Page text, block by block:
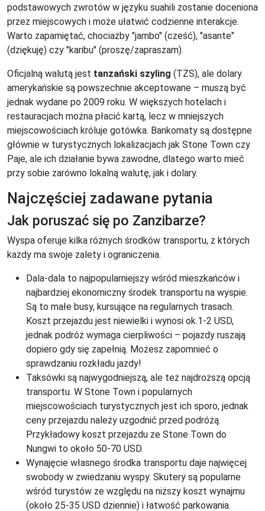
podstawowych zwrotów w języku suahili zostanie doceniona
przez miejscowych i może ułatwić codzienne interakcje.
Warto zapamiętać, chociażby "jambo" (cześć), "asante"
(dziękuję) czy "karibu" (proszę/zapraszam).
Oficjalną walutą jest tanzański szyling (TZS), ale dolary
amerykańskie są powszechnie akceptowane – muszą być
jednak wydane po 2009 roku. W większych hotelach i
restauracjach można płacić kartą, lecz w mniejszych
miejscowościach króluje gotówka. Bankomaty są dostępne
głównie w turystycznych lokalizacjach jak Stone Town czy
Paje, ale ich działanie bywa zawodne, dlatego warto mieć
przy sobie zarówno lokalną walutę, jak i dolary.
Najczęściej zadawane pytania
Jak poruszać się po Zanzibarze?
Wyspa oferuje kilka różnych środków transportu, z których
każdy ma swoje zalety i ograniczenia.
Dala-dala to najpopularniejszy wśród mieszkańców i
najbardziej ekonomiczny środek transportu na wyspie.
Są to małe busy, kursujące na regularnych trasach.
Koszt przejazdu jest niewielki i wynosi ok.1-2 USD,
jednak podróż wymaga cierpliwości – pojazdy ruszają
dopiero gdy się zapełnią. Możesz zapomnieć o
sprawdzaniu rozkładu jazdy!
Taksówki są najwygodniejszą, ale też najdroższą opcją
transportu. W Stone Town i popularnych
miejscowościach turystycznych jest ich sporo, jednak
ceny przejazdu należy uzgodnić przed podróżą.
Przykładowy koszt przejazdu ze Stone Town do
Nungwi to około 50-70 USD.
Wynajęcie własnego środka transportu daje najwięcej
swobody w zwiedzaniu wyspy. Skutery są popularne
wśród turystów ze względu na niższy koszt wynajmu
(około 25-35 USD dziennie) i łatwość parkowania.